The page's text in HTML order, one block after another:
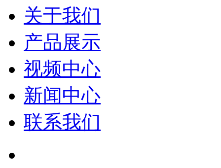
关于我们
产品展示
视频中心
新闻中心
联系我们